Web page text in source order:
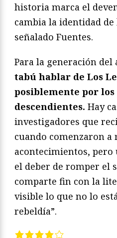
historia marca el
cambia la identidad de
señalado Fuentes.
Para la generación del
tabú hablar de Los
posiblemente por los
descendientes. Hay
investigadores que
cuando comenzaron a
acontecimientos,
el deber de romper el
comparte fin con la
visible lo que no lo
rebeldía”.